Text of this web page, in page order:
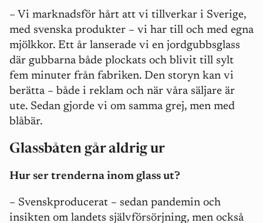
– Vi marknadsför hårt att vi tillverkar i Sverige,
med svenska produkter – vi har till och med egna
mjölkkor. Ett år lanserade vi en jordgubbsglass
där gubbarna både plockats och blivit till sylt
fem minuter från fabriken. Den storyn kan vi
berätta – både i reklam och när våra säljare är
ute. Sedan gjorde vi om samma grej, men med
blåbär.
Glassbåten går aldrig ur
Hur ser trenderna inom glass ut?
– Svenskproducerat – sedan pandemin och
insikten om landets självförsörjning, men också